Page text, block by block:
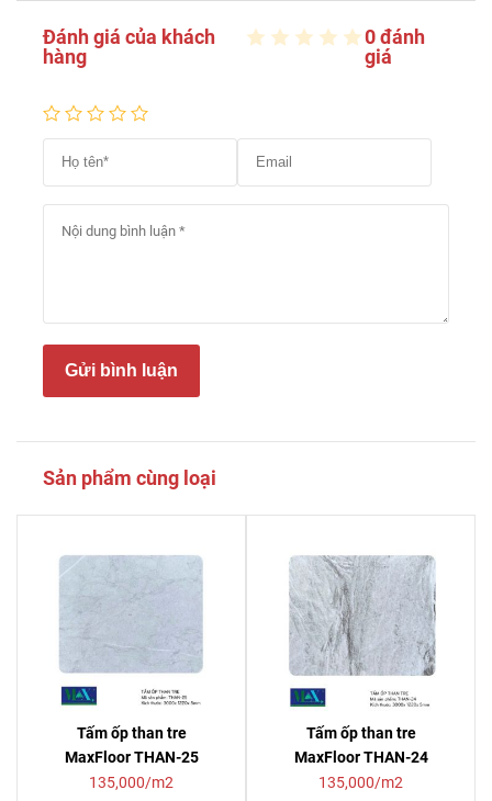
Đánh giá của khách
hàng
0 đánh
giá
Gửi bình luận
Sản phẩm cùng loại
Tấm ốp than tre
MaxFloor THAN-25
135,000/m2
Tấm ốp than tre
MaxFloor THAN-24
135,000/m2